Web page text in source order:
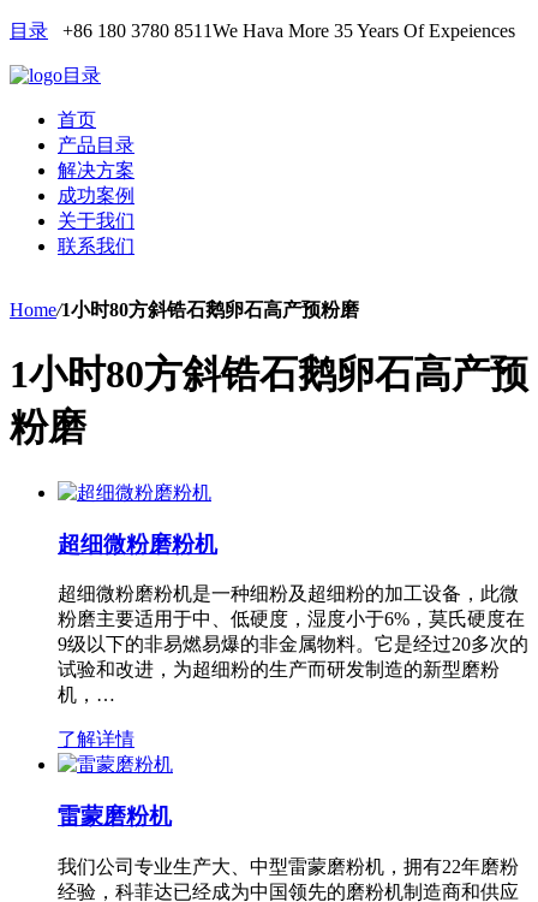
目录 +86 180 3780 8511We Hava More 35 Years Of Expeiences
目录
首页
产品目录
解决方案
成功案例
关于我们
联系我们
Home/1小时80方斜锆石鹅卵石高产预粉磨
1小时80方斜锆石鹅卵石高产预
粉磨
超细微粉磨粉机
超细微粉磨粉机是一种细粉及超细粉的加工设备，此微
粉磨主要适用于中、低硬度，湿度小于6%，莫氏硬度在
9级以下的非易燃易爆的非金属物料。它是经过20多次的
试验和改进，为超细粉的生产而研发制造的新型磨粉
机，…
了解详情
雷蒙磨粉机
我们公司专业生产大、中型雷蒙磨粉机，拥有22年磨粉
经验，科菲达已经成为中国领先的磨粉机制造商和供应